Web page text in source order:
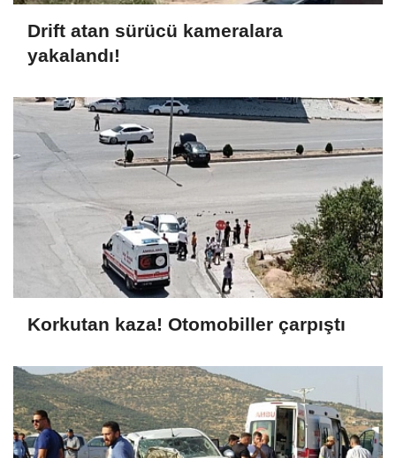
Drift atan sürücü kameralara
yakalandı!
Korkutan kaza! Otomobiller çarpıştı